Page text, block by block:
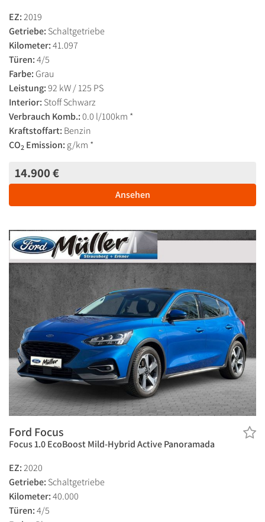
EZ:2019
Getriebe: Schaltgetriebe
Kilometer:41.097
Türen:4/5
Farbe: Grau
Leistung:92 kW / 125 PS
Interior: Stoff Schwarz
Verbrauch Komb.:0.0 l/100km *
Kraftstoffart: Benzin
CO2 Emission: g/km *
14.900 €
Ansehen
Ford Focus
Focus 1.0 EcoBoost Mild-Hybrid Active Panoramada
EZ:2020
Getriebe: Schaltgetriebe
Kilometer:40.000
Türen:4/5